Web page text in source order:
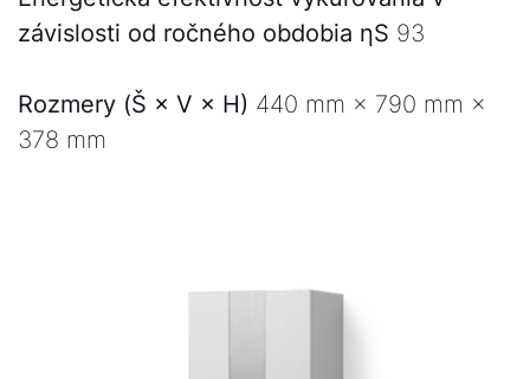
závislosti od ročného obdobia ηS 93
Rozmery (Š × V × H) 440 mm × 790 mm ×
378 mm